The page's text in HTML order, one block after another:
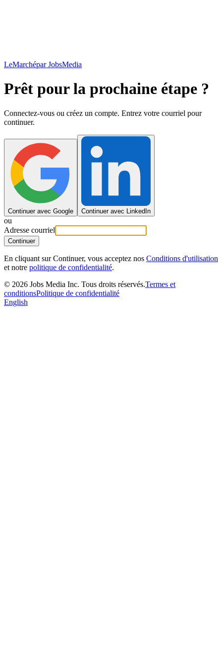
LeMarchépar JobsMedia
Prêt pour la prochaine étape ?
Connectez-vous ou créez un compte. Entrez votre courriel pour
continuer.
Continuer avec Google Continuer avec LinkedIn
ou
Adresse courriel
Continuer
En cliquant sur Continuer, vous acceptez nos Conditions d'utilisation
et notre politique de confidentialité.
© 2026 Jobs Media Inc. Tous droits réservés.Termes et
conditionsPolitique de confidentialité
English